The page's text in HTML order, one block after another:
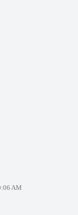
AM